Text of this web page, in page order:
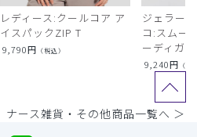
レディース:クールコア ア
イスパックZIP T
9,790円 （税込）
ジェラー
コ:スムー
ーディガン
9,240円 （税
ナース雑貨・その他商品一覧へ ＞